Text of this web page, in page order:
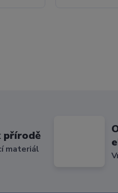
přírodě
materiál